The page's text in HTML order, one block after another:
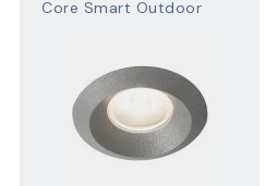
Core Smart Outdoor